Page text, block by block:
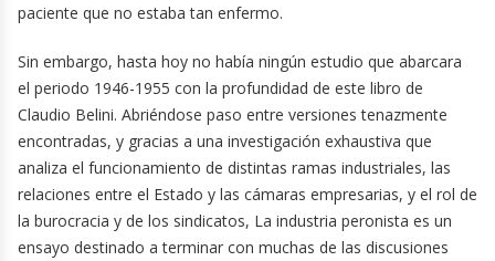
paciente que no estaba tan enfermo.
Sin embargo, hasta hoy no había ningún estudio que abarcara
el periodo 1946-1955 con la profundidad de este libro de
Claudio Belini. Abriéndose paso entre versiones tenazmente
encontradas, y gracias a una investigación exhaustiva que
analiza el funcionamiento de distintas ramas industriales, las
relaciones entre el Estado y las cámaras empresarias, y el rol de
la burocracia y de los sindicatos, La industria peronista es un
ensayo destinado a terminar con muchas de las discusiones